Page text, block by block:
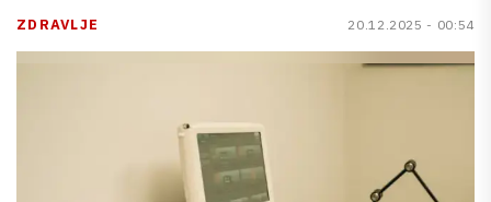
ZDRAVLJE 20.12.2025 - 00:54